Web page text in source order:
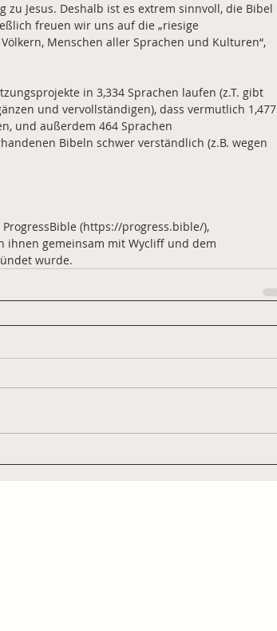
Jesus. Deshalb ist es extrem sinnvoll, die Bibel
freuen wir uns auf die „riesige
Menschen aller Sprachen und Kulturen“,
in 3,334 Sprachen laufen (z.T. gibt
und vervollständigen), dass vermutlich 1,477
und außerdem 464 Sprachen
Bibeln schwer verständlich (z.B. wegen
(https://progress.bible/),
ihnen gemeinsam mit Wycliff und dem
wurde.